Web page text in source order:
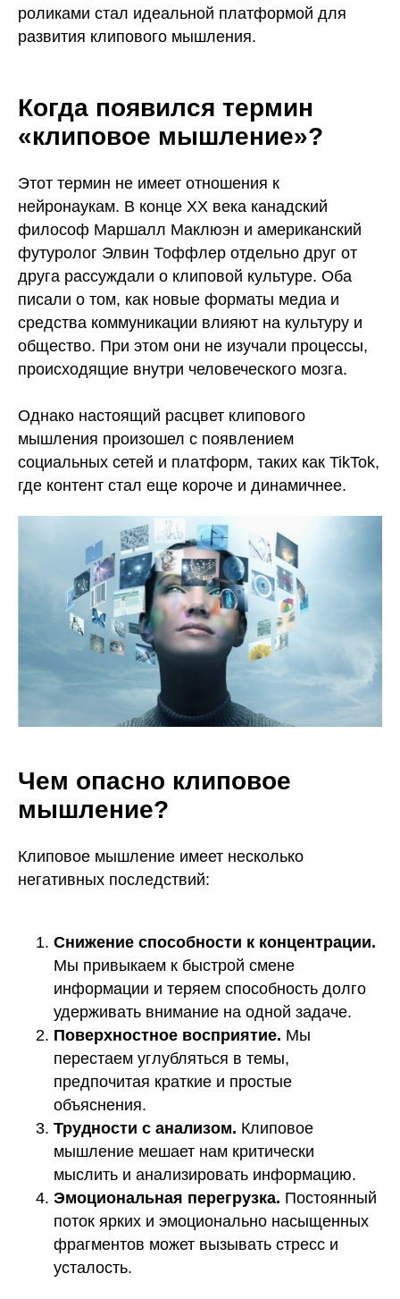
роликами стал идеальной платформой для
развития клипового мышления.
Когда появился термин
«клиповое мышление»?
Этот термин не имеет отношения к
нейронаукам. В конце XX века канадский
философ Маршалл Маклюэн и американский
футуролог Элвин Тоффлер отдельно друг от
друга рассуждали о клиповой культуре. Оба
писали о том, как новые форматы медиа и
средства коммуникации влияют на культуру и
общество. При этом они не изучали процессы,
происходящие внутри человеческого мозга.
Однако настоящий расцвет клипового
мышления произошел с появлением
социальных сетей и платформ, таких как TikTok,
где контент стал еще короче и динамичнее.
Чем опасно клиповое
мышление?
Клиповое мышление имеет несколько
негативных последствий:
Снижение способности к концентрации.
Мы привыкаем к быстрой смене
информации и теряем способность долго
удерживать внимание на одной задаче.
Поверхностное восприятие. Мы
перестаем углубляться в темы,
предпочитая краткие и простые
объяснения.
Трудности с анализом. Клиповое
мышление мешает нам критически
мыслить и анализировать информацию.
Эмоциональная перегрузка. Постоянный
поток ярких и эмоционально насыщенных
фрагментов может вызывать стресс и
усталость.